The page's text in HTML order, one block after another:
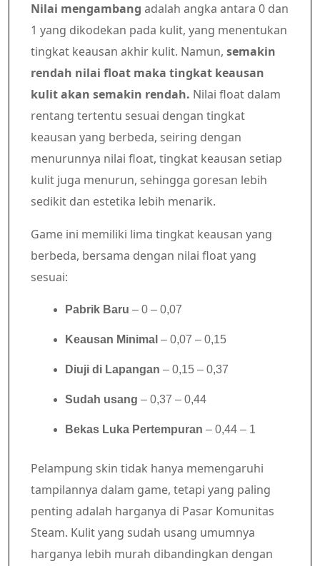
Nilai mengambang adalah angka antara 0 dan
1 yang dikodekan pada kulit, yang menentukan
tingkat keausan akhir kulit. Namun, semakin
rendah nilai float maka tingkat keausan
kulit akan semakin rendah. Nilai float dalam
rentang tertentu sesuai dengan tingkat
keausan yang berbeda, seiring dengan
menurunnya nilai float, tingkat keausan setiap
kulit juga menurun, sehingga goresan lebih
sedikit dan estetika lebih menarik.
Game ini memiliki lima tingkat keausan yang
berbeda, bersama dengan nilai float yang
sesuai:
Pabrik Baru – 0 – 0,07
Keausan Minimal – 0,07 – 0,15
Diuji di Lapangan – 0,15 – 0,37
Sudah usang – 0,37 – 0,44
Bekas Luka Pertempuran – 0,44 – 1
Pelampung skin tidak hanya memengaruhi
tampilannya dalam game, tetapi yang paling
penting adalah harganya di Pasar Komunitas
Steam. Kulit yang sudah usang umumnya
harganya lebih murah dibandingkan dengan